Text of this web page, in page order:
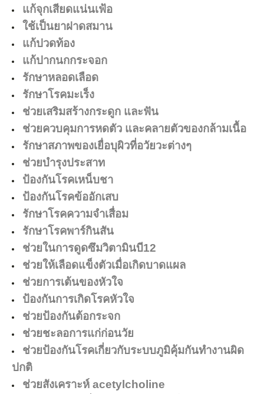
แก้จุกเสียดแน่นเฟ้อ
ใช้เป็นยาฝาดสมาน
แก้ปวดท้อง
แก้ปากนกกระจอก
รักษาหลอดเลือด
รักษาโรคมะเร็ง
ช่วยเสริมสร้างกระดูก และฟัน
ช่วยควบคุมการหดตัว และคลายตัวของกล้ามเนื้อ
รักษาสภาพของเยื่อบุผิวที่อวัยวะต่างๆ
ช่วยบำรุงประสาท
ป้องกันโรคเหน็บชา
ป้องกันโรคข้ออักเสบ
รักษาโรคความจำเสื่อม
รักษาโรคพาร์กินสัน
ช่วยในการดูดซึมวิตามินบี12
ช่วยให้เลือดแข็งตัวเมื่อเกิดบาดแผล
ช่วยการเต้นของหัวใจ
ป้องกันการเกิดโรคหัวใจ
ช่วยป้องกันต้อกระจก
ช่วยชะลอการแก่ก่อนวัย
ช่วยป้องกันโรคเกี่ยวกับระบบภูมิคุ้มกันทำงานผิด
ปกติ
ช่วยสังเคราะห์ acetylcholine